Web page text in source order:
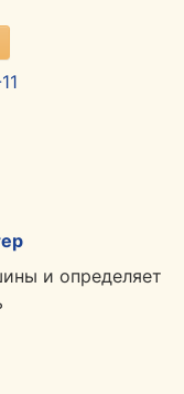
и определяет